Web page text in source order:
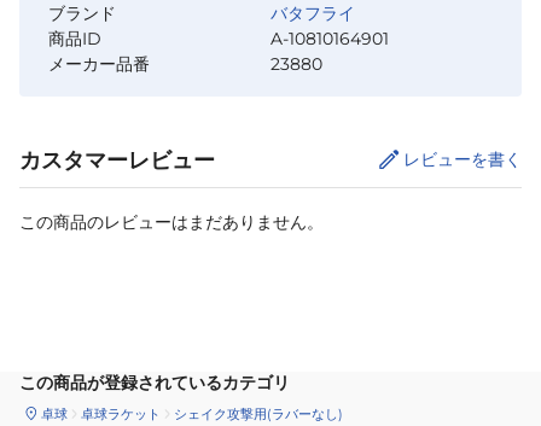
ブランド
バタフライ
商品ID
A-10810164901
メーカー品番
23880
カスタマーレビュー レビューを書く
この商品のレビューはまだありません。
この商品が登録されているカテゴリ
卓球 卓球ラケット シェイク攻撃用(ラバーなし)